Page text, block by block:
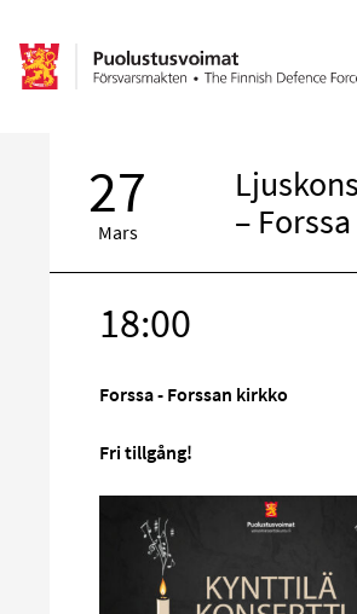
27
Mars
– Forssa
18:00
Forssa - Forssan kirkko
Fri tillgång!